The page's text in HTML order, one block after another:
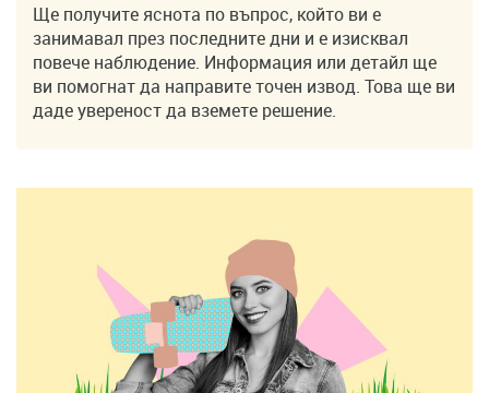
Ще получите яснота по въпрос, който ви е
занимавал през последните дни и е изисквал
повече наблюдение. Информация или детайл ще
ви помогнат да направите точен извод. Това ще ви
даде увереност да вземете решение.